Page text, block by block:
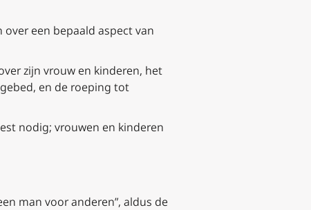
een bepaald aspect van
zijn vrouw en kinderen, het
en de roeping tot
nodig; vrouwen en kinderen
man voor anderen”, aldus de